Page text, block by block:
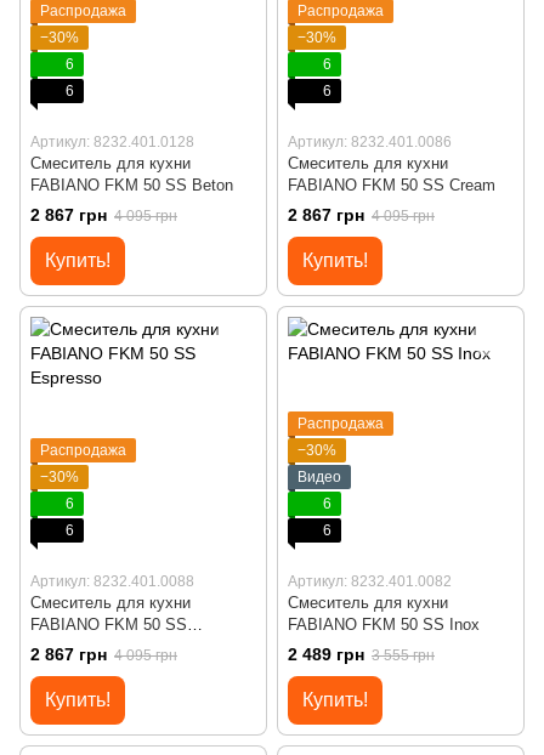
Распродажа
−30%
6
6
Артикул: 8232.401.0128
Смеситель для кухни
FABIANO FKM 50 SS Beton
2 867 грн 4 095 грн
Купить!
Распродажа
−30%
6
6
Артикул: 8232.401.0086
Смеситель для кухни
FABIANO FKM 50 SS Cream
2 867 грн 4 095 грн
Купить!
Распродажа
−30%
6
6
Артикул: 8232.401.0088
Смеситель для кухни
FABIANO FKM 50 SS
Espresso
2 867 грн 4 095 грн
Купить!
Распродажа
−30%
Видео
6
6
Артикул: 8232.401.0082
Смеситель для кухни
FABIANO FKM 50 SS Inox
2 489 грн 3 555 грн
Купить!